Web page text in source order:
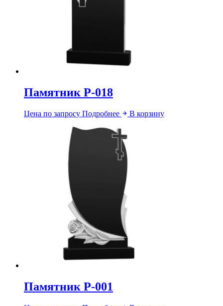
Памятник Р-018
Цена по запросу Подробнее В корзину
Памятник Р-001